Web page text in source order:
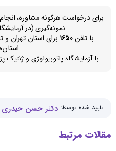
برای درخواست هرگونه مشاوره،
نمونه‌گیری (در
با تلفن۱۶۵۰
با آزمایشگاه پاتوبیولوژی و
تایید شده توسط: دکتر حسن حیدری
مقالات مرتبط